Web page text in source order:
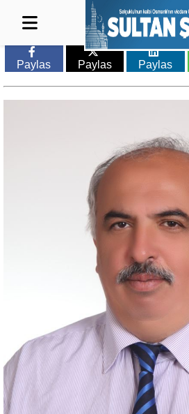
Paylas Paylas Paylas